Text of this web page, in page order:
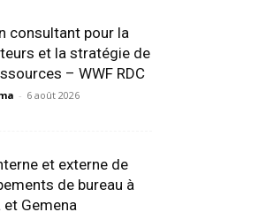
consultant pour la
et la stratégie de
– WWF RDC
- 6 août 2026
et externe de
de bureau à
et Gemena